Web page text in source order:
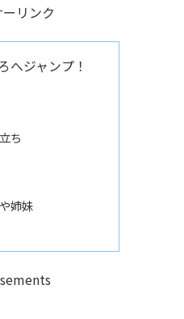
リンク
へジャンプ！
ち
姉妹